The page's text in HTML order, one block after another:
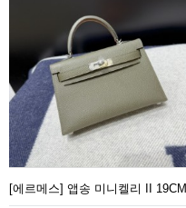
[에르메스] 앱송 미니켈리 II 19CM